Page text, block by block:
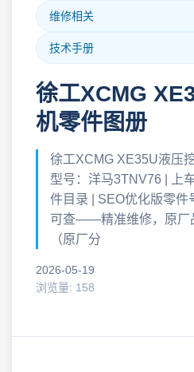
维修相关
技术手册
徐工XCMG
机零件图册
徐工XCMG XE35U液压
型号：洋马3TNV76 | 上
件目录 | SEO优化版零件
可查——精准维修，原厂
（原厂分
2026-05-19
浏览量: 158